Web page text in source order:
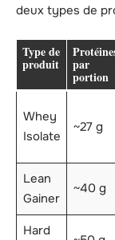
deux types de
Type de
produit par
portion
Whey
Isolate
~27 g
Lean
Gainer
~40 g
Hard